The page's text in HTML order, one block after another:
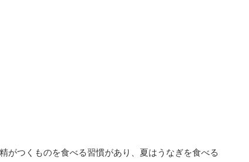
がつくものを食べる習慣があり、夏はうなぎを食べる